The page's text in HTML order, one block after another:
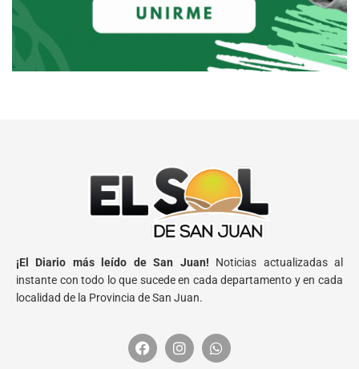
¡El Diario más leído de San Juan! Noticias actualizadas al
instante con todo lo que sucede en cada departamento y en cada
localidad de la Provincia de San Juan.